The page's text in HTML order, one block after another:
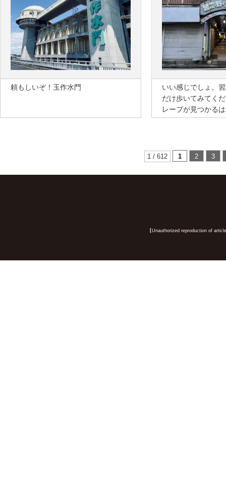
頼もしいぞ！玉作水門
いい感じでしょ。
だけ歩いてみてく
レープが見つかる
1 / 612 1 2 3
【Unauthorized reproduction of